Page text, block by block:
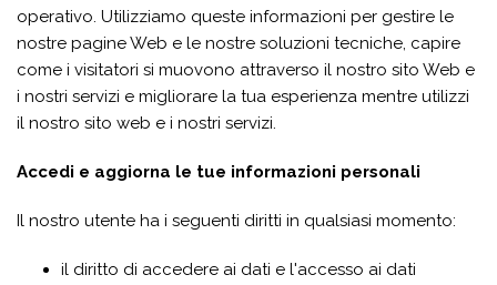
operativo. Utilizziamo queste informazioni per gestire le
nostre pagine Web e le nostre soluzioni tecniche, capire
come i visitatori si muovono attraverso il nostro sito Web e
i nostri servizi e migliorare la tua esperienza mentre utilizzi
il nostro sito web e i nostri servizi.
Accedi e aggiorna le tue informazioni personali
Il nostro utente ha i seguenti diritti in qualsiasi momento:
il diritto di accedere ai dati e l'accesso ai dati